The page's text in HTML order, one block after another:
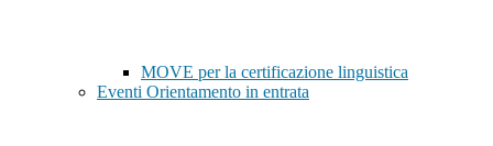
MOVE per la certificazione linguistica
Eventi Orientamento in entrata